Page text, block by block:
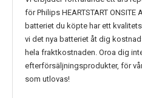
förPhilips HEARTSTART ONSITE
batteriet du köpte har ett
vi det nya batteriet åt dig
hela fraktkostnaden. Oroa dig
efterförsäljningsprodukter, för
som utlovas!